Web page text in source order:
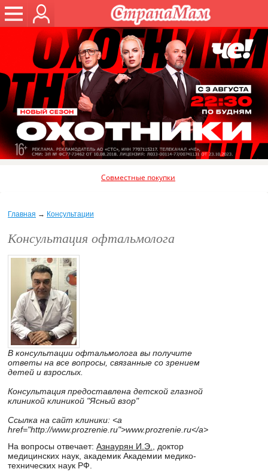
Совместные покупки
Главная → Консультации
Консультация офтальмолога
В консультации офтальмолога вы получите
ответы на все вопросы, связанные со зрением
детей и взрослых.
Консультация предоставлена детской глазной
клиникой клиникой "Ясный взор"
Ссылка на сайт клиники: <a
href="http://www.prozrenie.ru">www.prozrenie.ru</a>
На вопросы отвечает: Азнаурян И.Э.
, доктор
медицинских наук, академик Академии медико-
технических наук РФ.